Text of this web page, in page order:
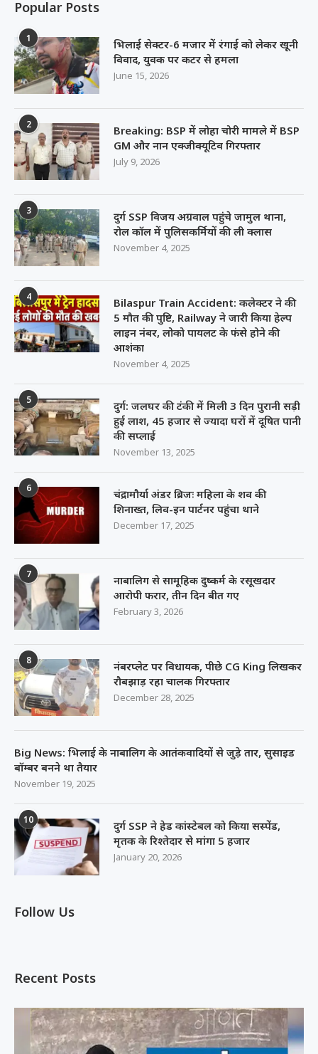
Popular Posts
1
भिलाई सेक्टर-6 मजार में रंगाई को लेकर खूनी
विवाद, युवक पर कटर से हमला
June 15, 2026
2
Breaking: BSP में लोहा चोरी मामले में BSP
GM और नान एक्जीक्यूटिव गिरफ्तार
July 9, 2026
3
दुर्ग SSP विजय अग्रवाल पहुंचे जामुल थाना,
रोल कॉल में पुलिसकर्मियों की ली क्लास
November 4, 2025
4
Bilaspur Train Accident: कलेक्टर ने की
5 मौत की पुष्टि, Railway ने जारी किया हेल्प
लाइन नंबर, लोको पायलट के फंसे होने की
आशंका
November 4, 2025
5
दुर्ग: जलघर की टंकी में मिली 3 दिन पुरानी सड़ी
हुई लाश, 45 हजार से ज्यादा घरों में दूषित पानी
की सप्लाई
November 13, 2025
6
चंद्रामौर्या अंडर ब्रिजः महिला के शव की
शिनाख्त, लिव-इन पार्टनर पहुंचा थाने
December 17, 2025
7
नाबालिग से सामूहिक दुष्कर्म के रसूखदार
आरोपी फरार, तीन दिन बीत गए
February 3, 2026
8
नंबरप्लेट पर विधायक, पीछे CG King लिखकर
रौबझाड़ रहा चालक गिरफ्तार
December 28, 2025
Big News: भिलाई के नाबालिग के आतंकवादियों से जुड़े तार, सुसाइड
बॉम्बर बनने था तैयार
November 19, 2025
10
दुर्ग SSP ने हेड कांस्टेबल को किया सस्पेंड,
मृतक के रिश्तेदार से मांगा 5 हजार
January 20, 2026
Follow Us
Recent Posts